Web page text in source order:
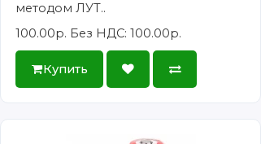
методом ЛУТ..
100.00р. Без НДС: 100.00р.
Купить